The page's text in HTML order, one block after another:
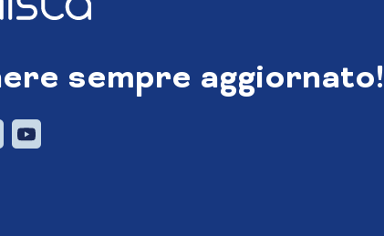
sempre aggiornato!